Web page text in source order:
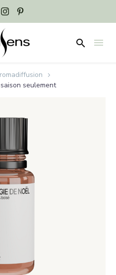
seulement